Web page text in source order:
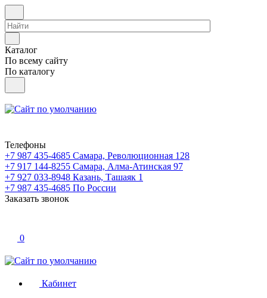
Каталог
По всему сайту
По каталогу
Телефоны
+7 987 435-4685 Самара, Революционная 128
+7 917 144-8255 Самара, Алма-Атинская 97
+7 927 033-8948 Казань, Ташаяк 1
+7 987 435-4685 По России
Заказать звонок
0
Кабинет